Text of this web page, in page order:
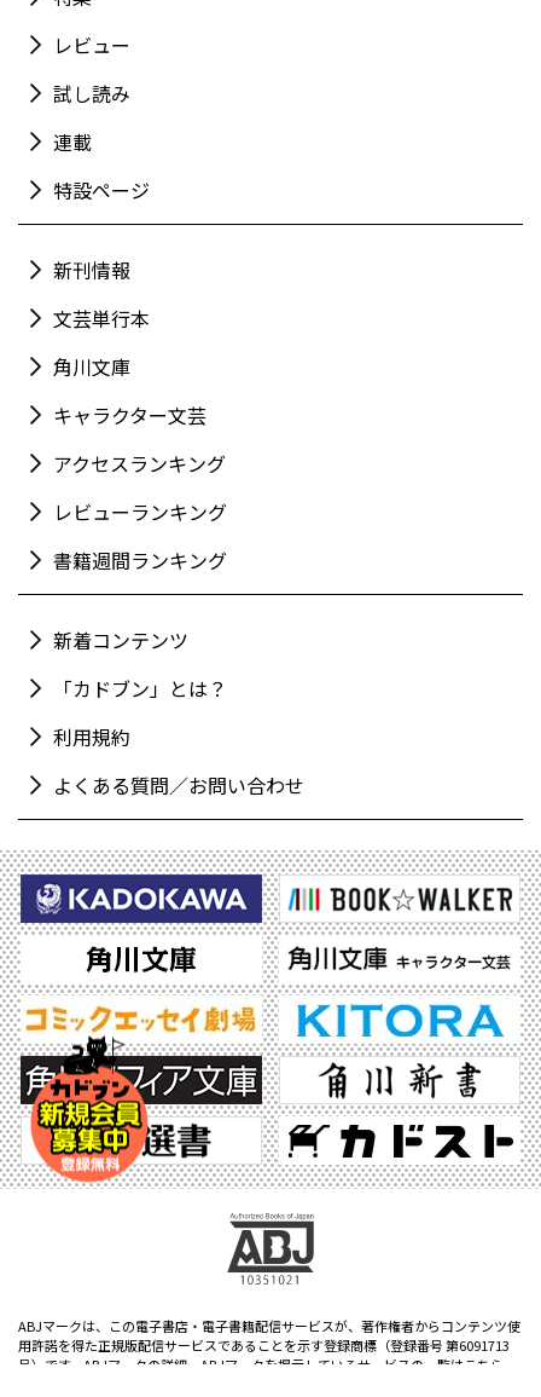
レビュー
試し読み
連載
特設ページ
新刊情報
文芸単行本
角川文庫
キャラクター文芸
アクセスランキング
レビューランキング
書籍週間ランキング
新着コンテンツ
「カドブン」とは？
利用規約
よくある質問／お問い合わせ
ABJマークは、この電子書店・電子書籍配信サービスが、著作権者からコンテンツ使
用許諾を得た正規版配信サービスであることを示す登録商標（登録番号 第6091713
号）です。ABJマークの詳細、ABJマークを掲示しているサービスの一覧はこちら。